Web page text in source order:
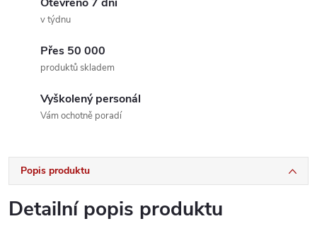
v týdnu
Přes 50 000
produktů skladem
Vyškolený personál
Vám ochotně poradí
Popis produktu
Detailní popis produktu